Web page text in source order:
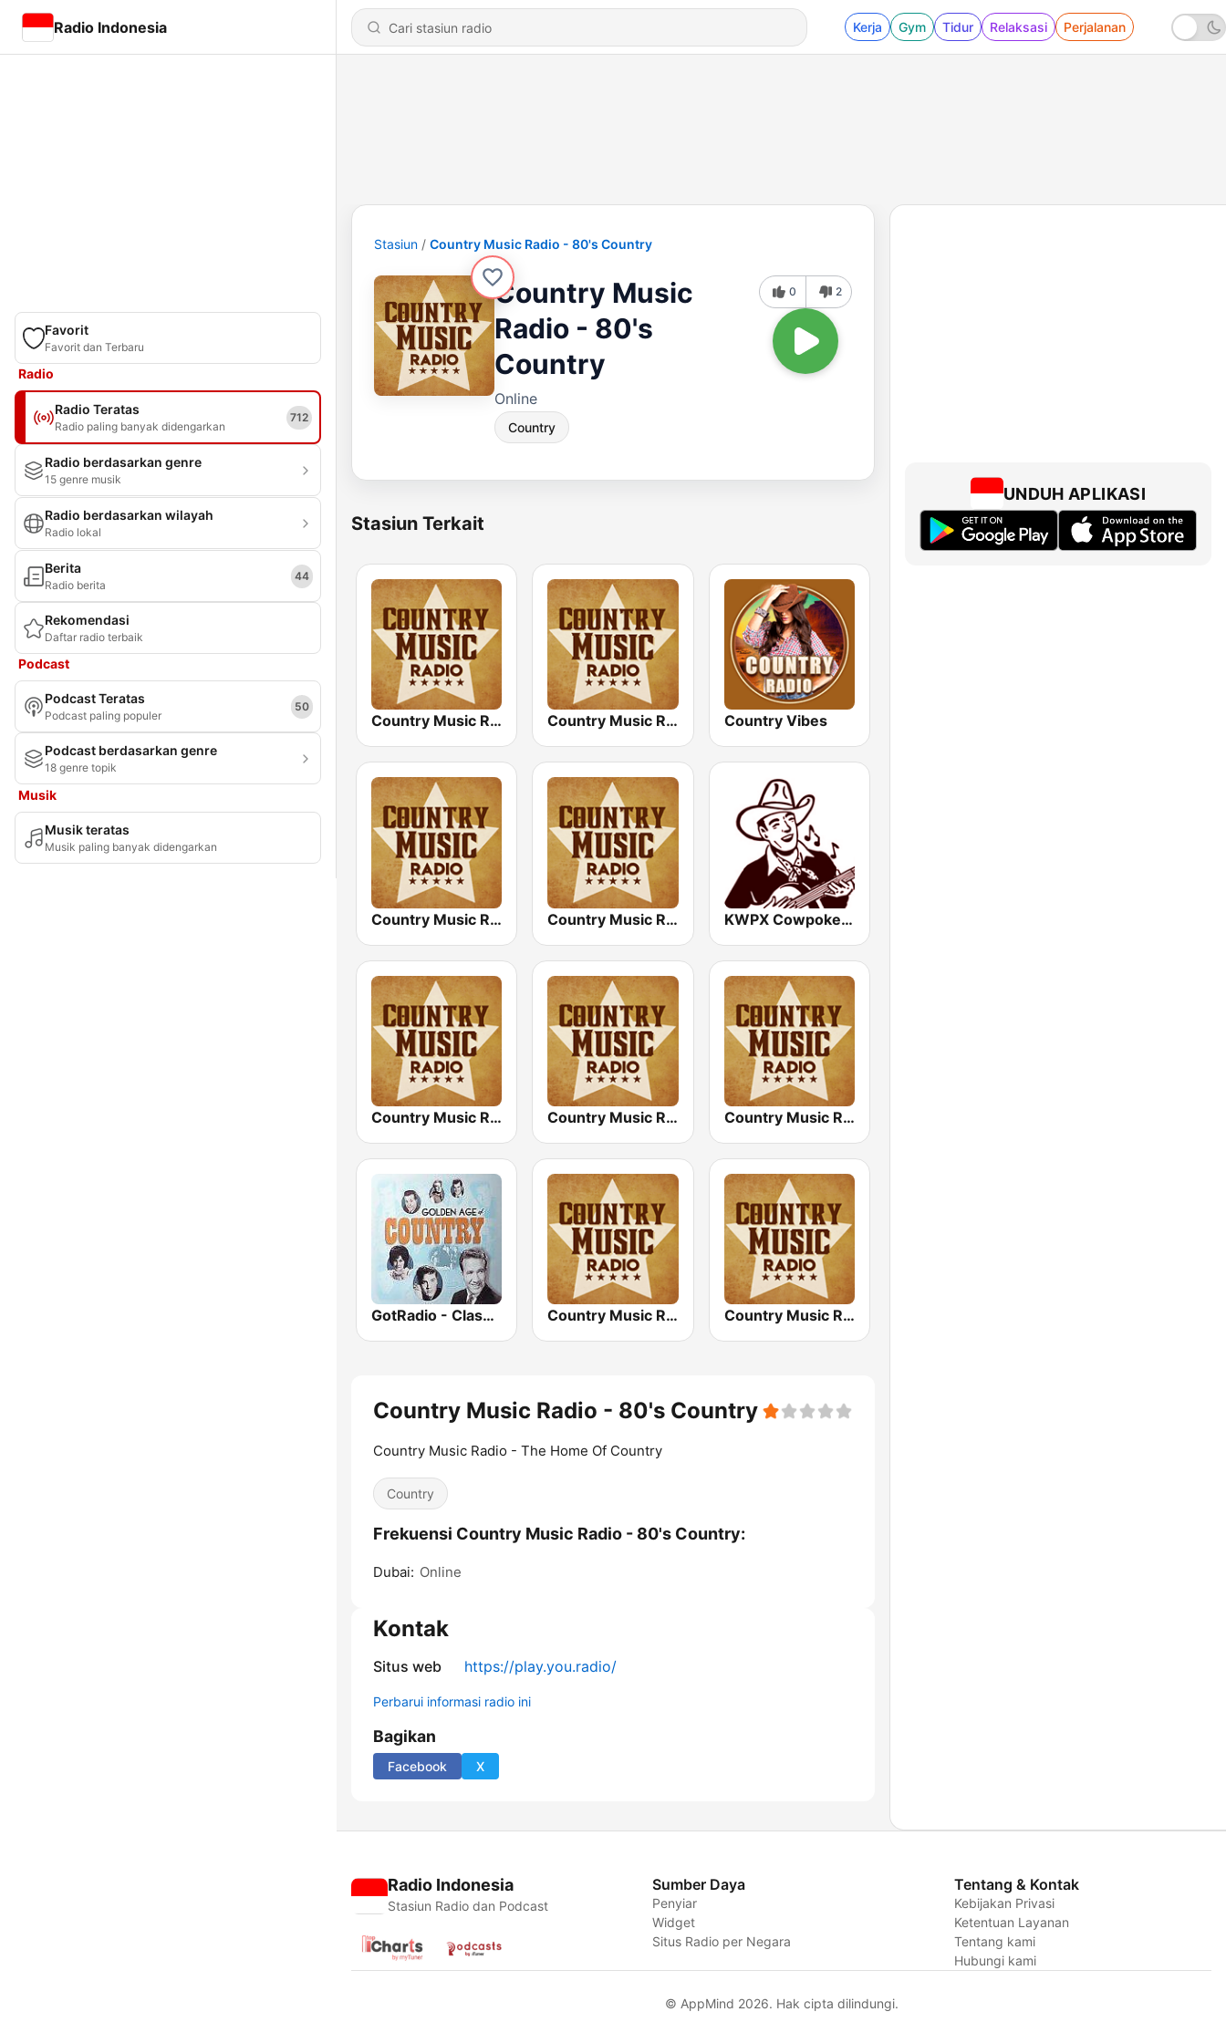
Radio Indonesia Kerja Gym Tidur Relaksasi Perjalanan
Favorit
Favorit dan Terbaru
Radio
Radio Teratas
Radio paling banyak didengarkan
712
Radio berdasarkan genre
15 genre musik
Radio berdasarkan wilayah
Radio lokal
Berita
Radio berita
44
Rekomendasi
Daftar radio terbaik
Podcast
Podcast Teratas
Podcast paling populer
50
Podcast berdasarkan genre
18 genre topik
Musik
Musik teratas
Musik paling banyak didengarkan
Stasiun Country Music Radio - 80's Country
Country Music
Radio - 80's
Country
Online
Country
0 2
Stasiun Terkait
Country Music Radio - 70's Country Country Music Radio - 90's Country Country Vibes
Country Music Radio - Classic Country Country Music Radio - Country Mix KWPX Cowpoke Classic Country Music
Country Music Radio - Easy Country Country Music Radio - Today's Country Country Music Radio - Country Love
GotRadio - Classic Country Country Music Radio - 50's Country Country Music Radio - 60's Country
Country Music Radio - 80's Country
Country Music Radio - The Home Of Country
Country
Frekuensi Country Music Radio - 80's Country:
Dubai: Online
Kontak
Situs web https://play.you.radio/
Perbarui informasi radio ini
Bagikan
Facebook X
UNDUH APLIKASI
Radio Indonesia
Stasiun Radio dan Podcast
Sumber Daya
Penyiar
Widget
Situs Radio per Negara
Tentang & Kontak
Kebijakan Privasi
Ketentuan Layanan
Tentang kami
Hubungi kami
© AppMind 2026. Hak cipta dilindungi.